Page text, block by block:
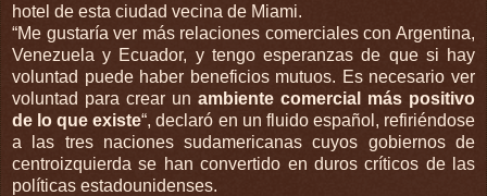
hotel de esta ciudad vecina de Miami.
“Me gustaría ver más relaciones comerciales con Argentina,
Venezuela y Ecuador, y tengo esperanzas de que si hay
voluntad puede haber beneficios mutuos. Es necesario ver
voluntad para crear un ambiente comercial más positivo
de lo que existe“, declaró en un fluido español, refiriéndose
a las tres naciones sudamericanas cuyos gobiernos de
centroizquierda se han convertido en duros críticos de las
políticas estadounidenses.